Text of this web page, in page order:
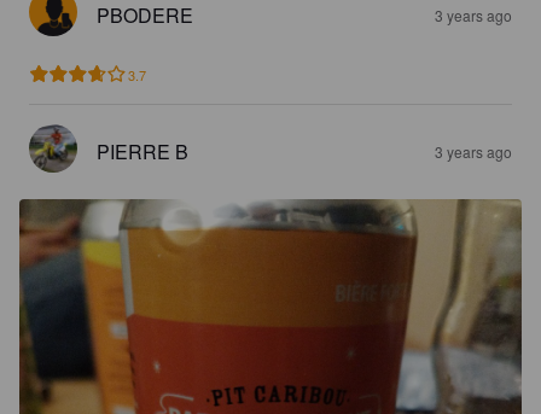
PBODERE 3 years ago
3.7
PIERRE B 3 years ago